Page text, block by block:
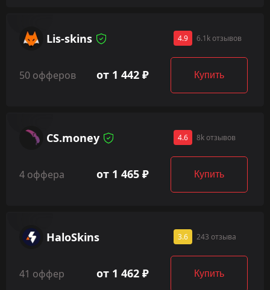
Lis-skins 4.9 6.1k отзывов
50 офферов от 1 442 ₽ Купить
CS.money 4.6 8k отзывов
4 оффера от 1 465 ₽ Купить
HaloSkins 3.6 243 отзыва
41 оффер от 1 462 ₽ Купить